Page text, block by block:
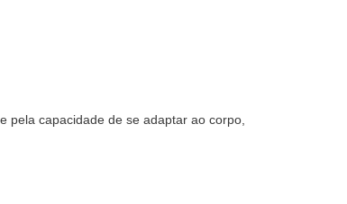
pela capacidade de se adaptar ao corpo,